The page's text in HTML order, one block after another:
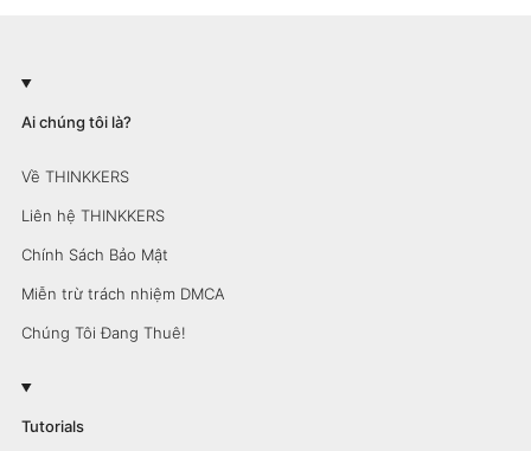
Ai chúng tôi là?
Về THINKKERS
Liên hệ THINKKERS
Chính Sách Bảo Mật
Miễn trừ trách nhiệm DMCA
Chúng Tôi Đang Thuê!
Tutorials